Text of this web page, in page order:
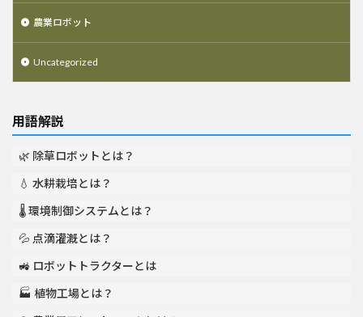
農業ロボット
Uncategorized
用語解説
🌿 除草ロボットとは？
💧 水耕栽培とは？
🌡️ 環境制御システムとは？
💦 点滴灌漑とは？
🚜 ロボットトラクターとは
🏭 植物工場とは？